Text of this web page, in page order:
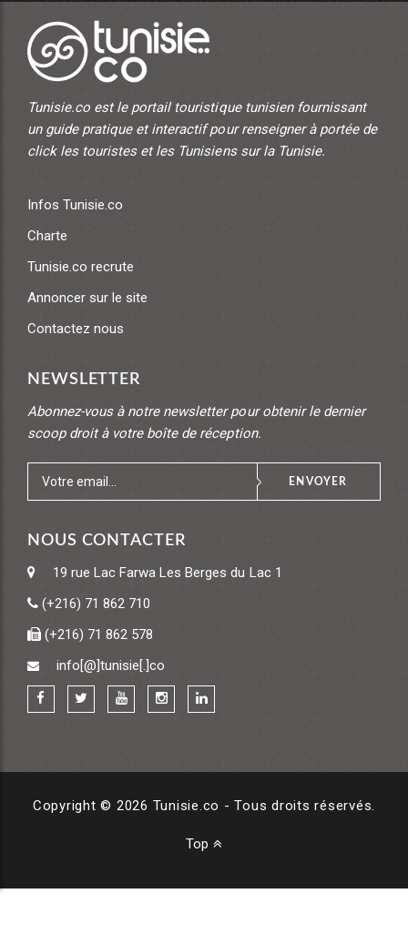
Tunisie.co est le portail touristique tunisien fournissant
un guide pratique et interactif pour renseigner à portée de
click les touristes et les Tunisiens sur la Tunisie.
Infos Tunisie.co
Charte
Tunisie.co recrute
Annoncer sur le site
Contactez nous
NEWSLETTER
Abonnez-vous à notre newsletter pour obtenir le dernier
scoop droit à votre boîte de réception.
ENVOYER
NOUS CONTACTER
19 rue Lac Farwa Les Berges du Lac 1
(+216) 71 862 710
(+216) 71 862 578
info[@]tunisie[.]co
Copyright © 2026 Tunisie.co - Tous droits réservés.
Top